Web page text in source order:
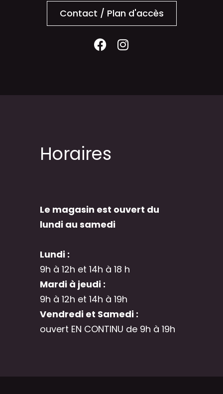
Contact / Plan d'accès
Horaires
Le magasin est ouvert du
lundi au samedi
Lundi :
9h à 12h et 14h à 18 h
Mardi à jeudi :
9h à 12h et 14h à 19h
Vendredi et Samedi :
ouvert EN CONTINU de 9h à 19h